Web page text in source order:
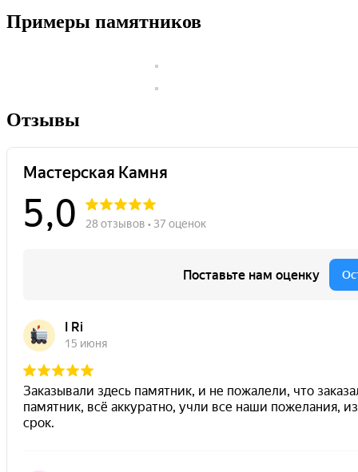
Примеры памятников
Отзывы